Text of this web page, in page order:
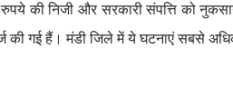
रुपये की निजी और सरकारी संपत्ति को
की गई हैं। मंडी जिले में ये घटनाएं सबसे